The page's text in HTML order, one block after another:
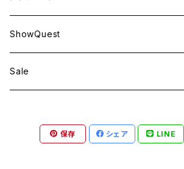
ShowQuest
Sale
保存 シェア LINE